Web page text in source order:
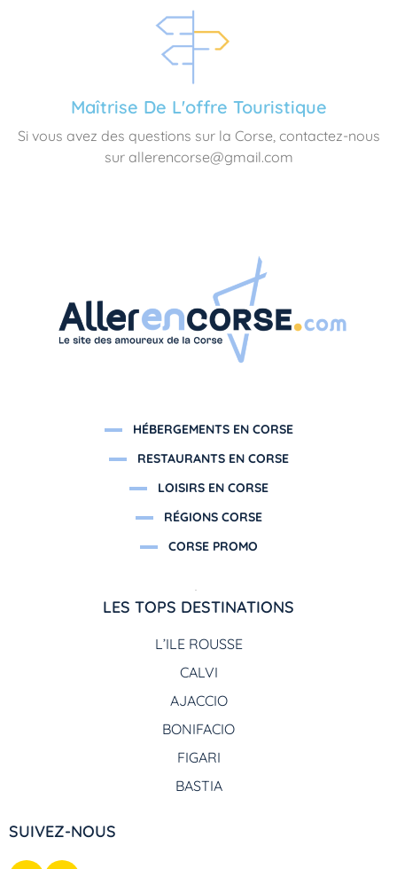
Maîtrise De L'offre Touristique
Si vous avez des questions sur la Corse, contactez-nous
sur allerencorse@gmail.com
HÉBERGEMENTS EN CORSE
RESTAURANTS EN CORSE
LOISIRS EN CORSE
RÉGIONS CORSE
CORSE PROMO
LES TOPS DESTINATIONS
L’ILE ROUSSE
CALVI
AJACCIO
BONIFACIO
FIGARI
BASTIA
SUIVEZ-NOUS